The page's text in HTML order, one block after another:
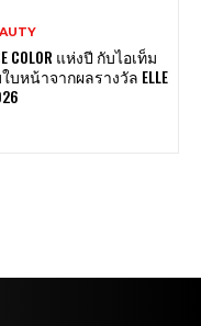
COLOR แห่งปี กับไอเท็ม
หน้าจากผลรางวัล ELLE